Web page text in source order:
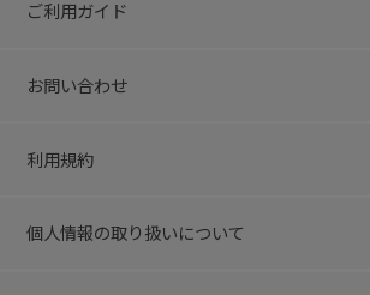
ご利用ガイド
お問い合わせ
利用規約
個人情報の取り扱いについて